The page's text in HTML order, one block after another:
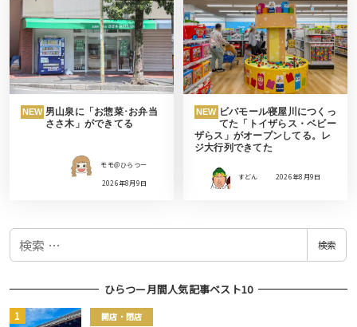
NEW 男山泉に「お惣菜･お弁当
ささ木」ができてる
モモ＠ひらつー
2026年8月9日
NEW ビバモール寝屋川につくっ
てた「トイザらス・ベビー
ザらス」がオープンしてる。レ
ジ大行列できてた
すどん 2026年8月9日
検
検索
ひらつー月間人気記事ベスト10
開店・閉店